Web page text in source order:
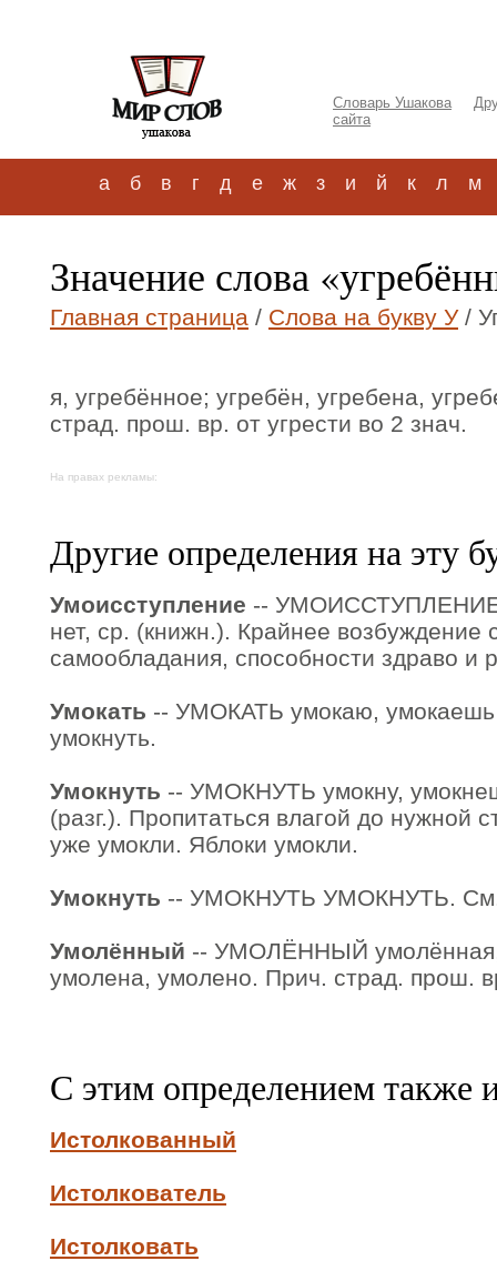
Словарь Ушакова
сайта
а б в г д е ж з и й к л м
Значение слова
Главная страница / Слова на букву У/
я, угребённое; угребён, угребена,
страд. прош. вр. от угрести во 2 знач.
На правах рекламы:
Другие определения на эту
Умоисступление -- УМОИССТУПЛЕНИЕ
нет, ср. (книжн.). Крайнее возбуждение
самообладания, способности здраво и
Умокать -- УМОКАТЬ умокаю, умокаешь
умокнуть.
Умокнуть -- УМОКНУТЬ умокну,
(разг.). Пропитаться влагой до нужной
уже умокли. Яблоки умокли.
Умокнуть -- УМОКНУТЬ УМОКНУТЬ. См.
Умолённый -- УМОЛЁННЫЙ
умолена, умолено. Прич. страд. прош.
С этим определением также
Истолкованный
Истолкователь
Истолковать